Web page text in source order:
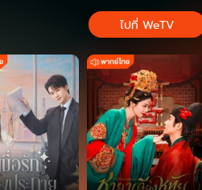
ไปที่ WeTV